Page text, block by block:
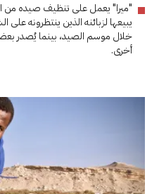
"ميرا" يعمل على تنظيف صيده من
يبيعها لزبائنه الذين ينتظرونه
خلال موسم الصيد، بينما يُصدر
أخرى.